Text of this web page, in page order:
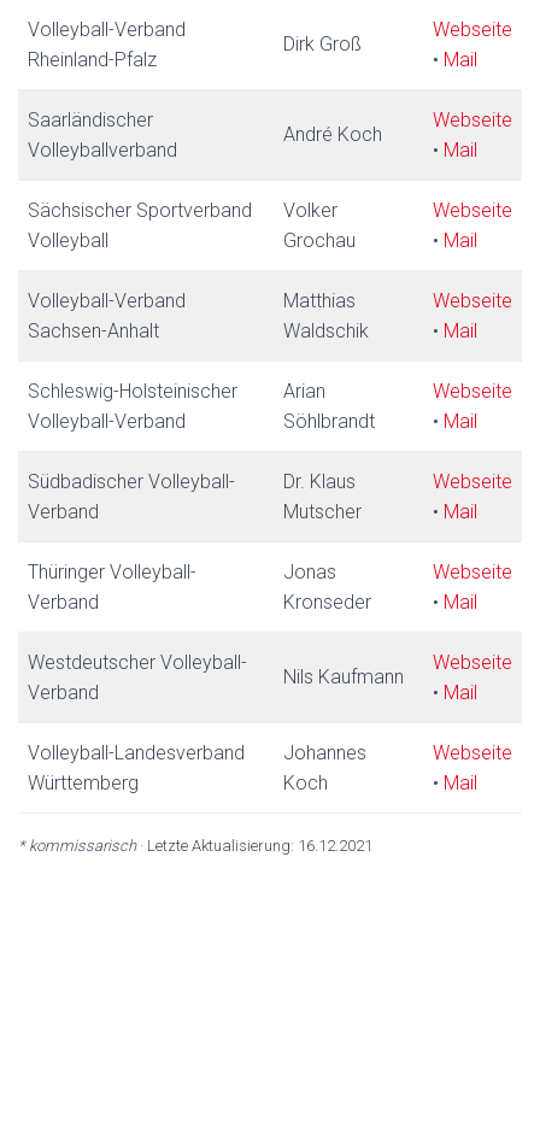
Volleyball-Verband
Rheinland-Pfalz
Dirk Groß
Webseite
• Mail
Saarländischer
Volleyballverband
André Koch
Webseite
• Mail
Sächsischer Sportverband
Volleyball
Volker
Grochau
Webseite
• Mail
Volleyball-Verband
Sachsen-Anhalt
Matthias
Waldschik
Webseite
• Mail
Schleswig-Holsteinischer
Volleyball-Verband
Arian
Söhlbrandt
Webseite
• Mail
Südbadischer Volleyball-
Verband
Dr. Klaus
Mutscher
Webseite
• Mail
Thüringer Volleyball-
Verband
Jonas
Kronseder
Webseite
• Mail
Westdeutscher Volleyball-
Verband
Nils Kaufmann
Webseite
• Mail
Volleyball-Landesverband
Württemberg
Johannes
Koch
Webseite
• Mail
* kommissarisch· Letzte Aktualisierung: 16.12.2021